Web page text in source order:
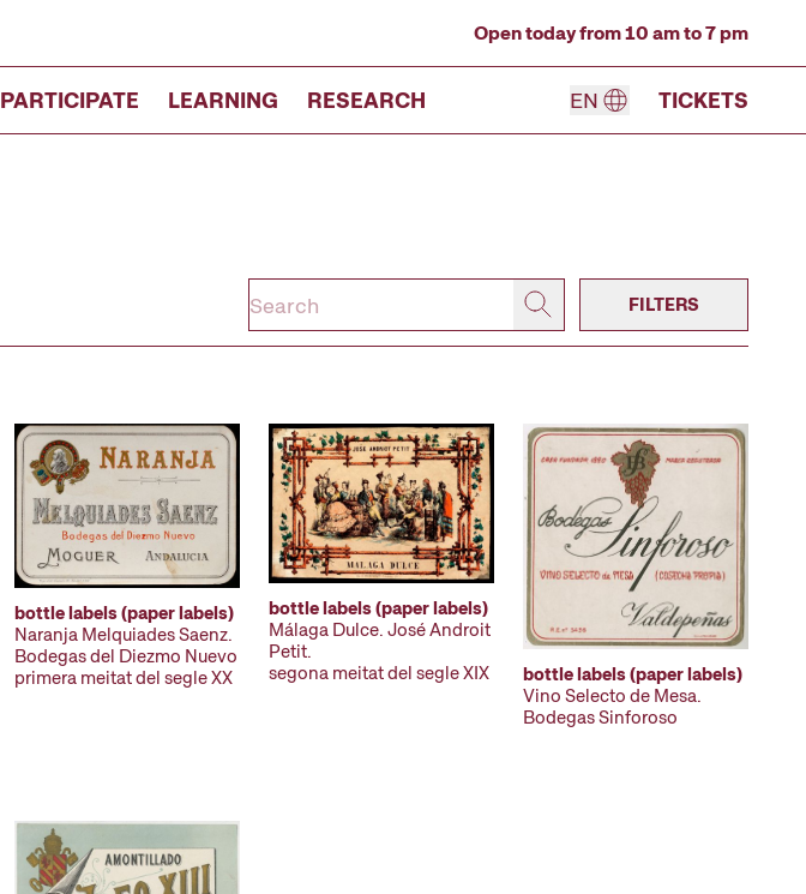
Open today from 10 am to 7 pm
PARTICIPATE LEARNING RESEARCH EN TICKETS
FILTERS
bottle labels (paper labels)
Naranja Melquiades Saenz.
Bodegas del Diezmo Nuevo
primera meitat del segle XX
bottle labels (paper labels)
Málaga Dulce. José Androit
Petit.
segona meitat del segle XIX
bottle labels (paper labels)
Vino Selecto de Mesa.
Bodegas Sinforoso